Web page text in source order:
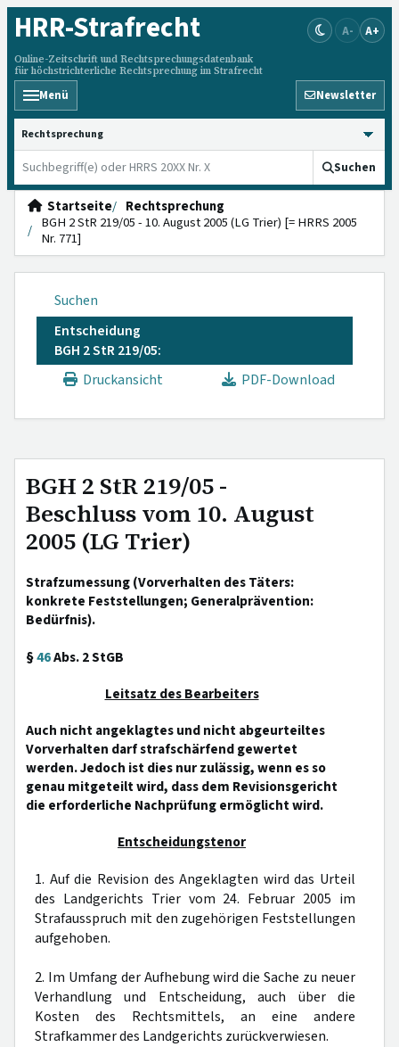
HRR-Strafrecht
Online-Zeitschrift und Rechtsprechungsdatenbank
für höchstrichterliche Rechtsprechung im Strafrecht
A- A+
Menü Newsletter
HRRS durchsuchen
Suchen
Startseite
Rechtsprechung
BGH 2 StR 219/05 - 10. August 2005 (LG Trier) [= HRRS 2005
Nr. 771]
Suchen
Entscheidung
BGH 2 StR 219/05:
Druckansicht
PDF-Download
BGH 2 StR 219/05 -
Beschluss vom 10. August
2005 (LG Trier)
Strafzumessung (Vorverhalten des Täters:
konkrete Feststellungen; Generalprävention:
Bedürfnis).
§46Abs. 2 StGB
Leitsatz des Bearbeiters
Auch nicht angeklagtes und nicht abgeurteiltes
Vorverhalten darf strafschärfend gewertet
werden. Jedoch ist dies nur zulässig, wenn es so
genau mitgeteilt wird, dass dem Revisionsgericht
die erforderliche Nachprüfung ermöglicht wird.
Entscheidungstenor
1. Auf die Revision des Angeklagten wird das Urteil
des Landgerichts Trier vom 24. Februar 2005 im
Strafausspruch mit den zugehörigen Feststellungen
aufgehoben.
2. Im Umfang der Aufhebung wird die Sache zu neuer
Verhandlung und Entscheidung, auch über die
Kosten des Rechtsmittels, an eine andere
Strafkammer des Landgerichts zurückverwiesen.